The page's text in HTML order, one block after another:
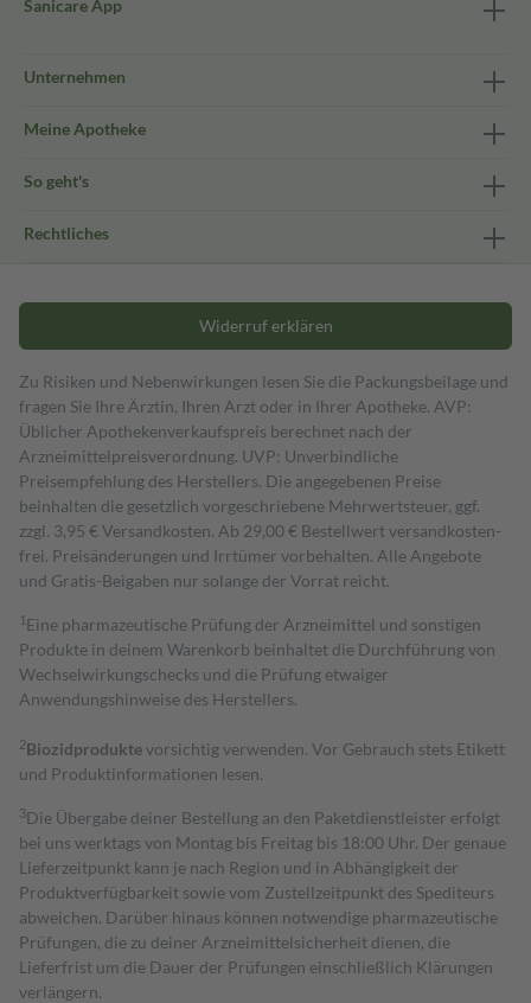
Sanicare App
Unternehmen
Meine Apotheke
So geht's
Rechtliches
Widerruf erklären
Zu Risiken und Nebenwirkungen lesen Sie die Packungsbeilage und
fragen Sie Ihre Ärztin, Ihren Arzt oder in Ihrer Apotheke. AVP:
Üblicher Apothekenverkaufspreis berechnet nach der
Arzneimittelpreisverordnung. UVP: Unverbindliche
Preisempfehlung des Herstellers. Die angegebenen Preise
beinhalten die gesetzlich vorgeschriebene Mehrwertsteuer, ggf.
zzgl. 3,95 € Versandkosten. Ab 29,00 € Bestell­wert versand­kosten­
frei. Preisänderungen und Irrtümer vorbehalten. Alle Angebote
und Gratis-Beigaben nur solange der Vorrat reicht.
1 Eine pharmazeutische Prüfung der Arzneimittel und sonstigen
Produkte in deinem Warenkorb beinhaltet die Durchführung von
Wechselwirkungschecks und die Prüfung etwaiger
Anwendungshinweise des Herstellers.
2Biozidproduktevorsichtig verwenden. Vor Gebrauch stets Etikett
und Produktinformationen lesen.
3Die Übergabe deiner Bestellung an den Paketdienstleister erfolgt
bei uns werktags von Montag bis Freitag bis 18:00 Uhr. Der genaue
Lieferzeitpunkt kann je nach Region und in Abhängigkeit der
Produktverfügbarkeit sowie vom Zustellzeitpunkt des Spediteurs
abweichen. Darüber hinaus können notwendige pharmazeutische
Prüfungen, die zu deiner Arzneimittelsicherheit dienen, die
Lieferfrist um die Dauer der Prüfungen einschließlich Klärungen
verlängern.